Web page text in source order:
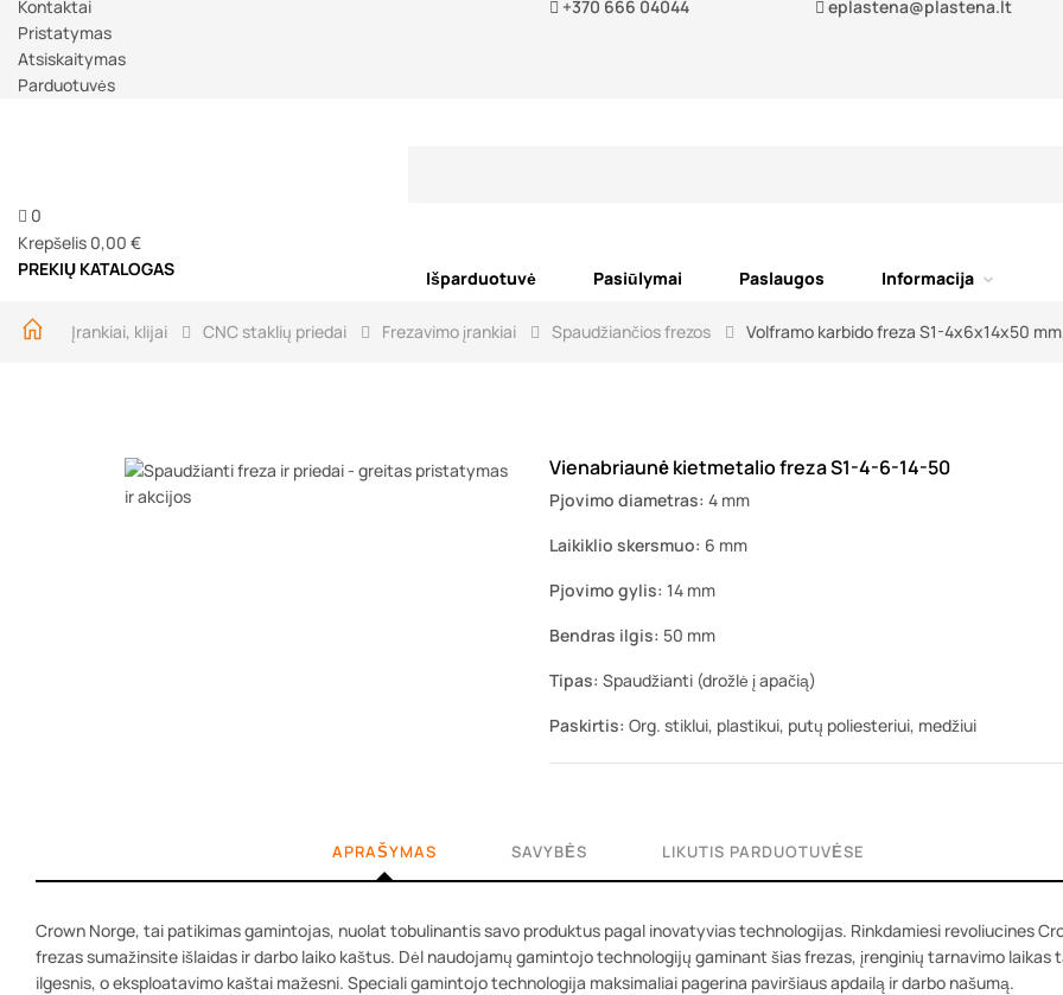
Kontaktai
Pristatymas
Atsiskaitymas
Parduotuvės
+370 666 04044 eplastena@plastena.lt
0
Krepšelis 0,00 €
PREKIŲ KATALOGAS
Išparduotuvė Pasiūlymai Paslaugos Informacija
Įrankiai, klijai CNC staklių priedai Frezavimo įrankiai Spaudžiančios frezos Volframo karbido freza S1-4x6x14x50
Vienabriaunė kietmetalio freza S1-4-6-14-50
Pjovimo diametras: 4 mm
Laikiklio skersmuo: 6 mm
Pjovimo gylis: 14 mm
Bendras ilgis: 50 mm
Tipas: Spaudžianti (drožlė į apačią)
Paskirtis: Org. stiklui, plastikui, putų poliesteriui, medžiui
APRAŠYMAS SAVYBĖS LIKUTIS PARDUOTUVĖSE
Crown Norge, tai patikimas gamintojas, nuolat tobulinantis savo produktus pagal inovatyvias technologijas. Rinkdamiesi revoliucines
frezas sumažinsite išlaidas ir darbo laiko kaštus. Dėl naudojamų gamintojo technologijų gaminant šias frezas, įrenginių tarnavimo laikas
ilgesnis, o eksploatavimo kaštai mažesni. Speciali gamintojo technologija maksimaliai pagerina paviršiaus apdailą ir darbo našumą.